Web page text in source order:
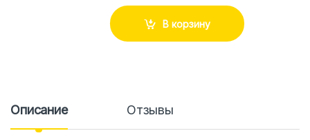
В корзину
Описание Отзывы